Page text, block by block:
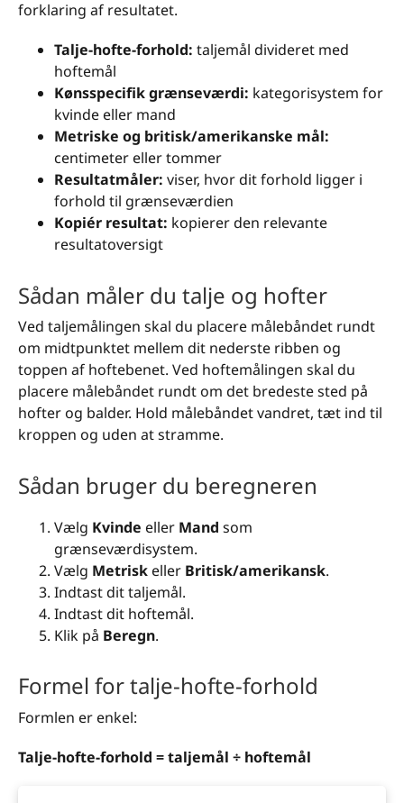
forklaring af resultatet.
Talje-hofte-forhold: taljemål divideret med
hoftemål
Kønsspecifik grænseværdi: kategorisystem for
kvinde eller mand
Metriske og britisk/amerikanske mål:
centimeter eller tommer
Resultatmåler: viser, hvor dit forhold ligger i
forhold til grænseværdien
Kopiér resultat: kopierer den relevante
resultatoversigt
Sådan måler du talje og hofter
Ved taljemålingen skal du placere målebåndet rundt
om midtpunktet mellem dit nederste ribben og
toppen af hoftebenet. Ved hoftemålingen skal du
placere målebåndet rundt om det bredeste sted på
hofter og balder. Hold målebåndet vandret, tæt ind til
kroppen og uden at stramme.
Sådan bruger du beregneren
Vælg Kvinde eller Mand som
grænseværdisystem.
Vælg Metrisk eller Britisk/amerikansk.
Indtast dit taljemål.
Indtast dit hoftemål.
Klik på Beregn.
Formel for talje-hofte-forhold
Formlen er enkel:
Talje-hofte-forhold = taljemål ÷ hoftemål